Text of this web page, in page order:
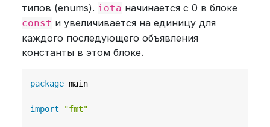
типов (enums). iota начинается с 0 в блоке
const и увеличивается на единицу для
каждого последующего объявления
константы в этом блоке.
package main
import "fmt"